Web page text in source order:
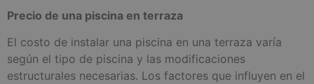
Precio de una piscina en terraza
El costo de instalar una piscina en una terraza varía
según el tipo de piscina y las modificaciones
estructurales necesarias. Los factores que influyen en el